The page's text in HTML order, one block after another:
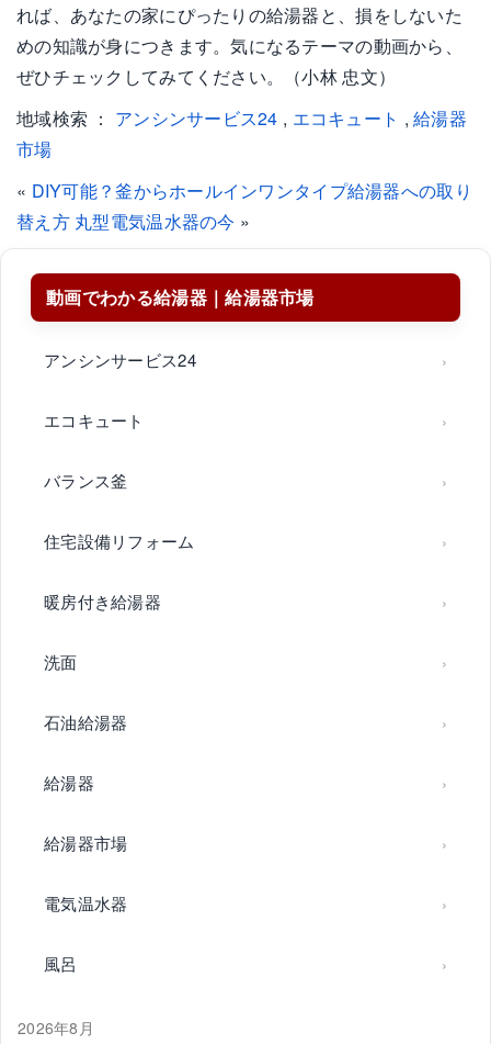
れば、あなたの家にぴったりの給湯器と、損をしないた
めの知識が身につきます。気になるテーマの動画から、
ぜひチェックしてみてください。（小林 忠文）
地域検索 ： アンシンサービス24 , エコキュート ,給湯器
市場
« DIY可能？釜からホールインワンタイプ給湯器への取り
替え方 丸型電気温水器の今 »
動画でわかる給湯器｜給湯器市場
アンシンサービス24
エコキュート
バランス釜
住宅設備リフォーム
暖房付き給湯器
洗面
石油給湯器
給湯器
給湯器市場
電気温水器
風呂
2026年8月